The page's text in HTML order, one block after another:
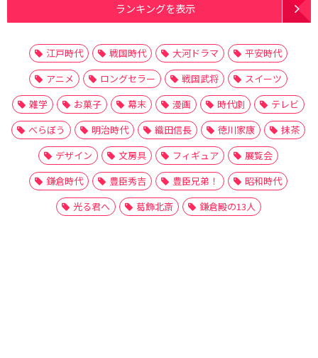
ランキングを表示
江戸時代 戦国時代 大河ドラマ
平安時代
アニメ
ロングセラー 戦国武将
スイーツ
雑学
お菓子 幕末 漫画 時代劇
テレビ
べらぼう
明治時代 織田信長 徳川家康
抹茶
デザイン
文房具 フィギュア
展覧会
鎌倉時代
豊臣秀吉 豊臣兄弟！
昭和時代
光る君へ
葛飾北斎 鎌倉殿の13人